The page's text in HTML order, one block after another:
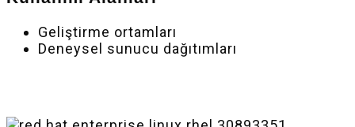
Geliştirme ortamları
Deneysel sunucu dağıtımları